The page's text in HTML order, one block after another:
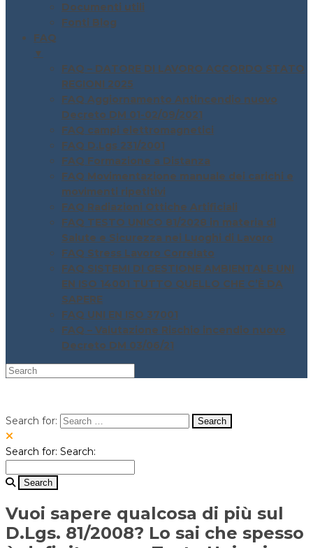
Documenti utili
Fonti Blog
FAQ
▼
FAQ – DATORE DI LAVORO ACCORDO STATO
REGIONI 2025
FAQ Aggiornamento Antincendio nuovo
Decreto DM 01-02/09/2021
FAQ campi elettromagnetici
FAQ D.Lgs 231/2001
FAQ Formazione a Distanza
FAQ Movimentazione manuale dei carichi e
movimenti ripetitivi
FAQ Radiazioni Ottiche Artificiali
FAQ TESTO UNICO 81/2028 in materia di
Salute e Sicurezza nei Luoghi di Lavoro
FAQ Stress Lavoro Correlato
FAQ SISTEMI DI GESTIONE AMBIENTALE UNI
EN ISO 14001 TUTTO QUELLO CHE C’È DA
SAPERE
FAQ UNI EN ISO 37001
FAQ – Valutazione Rischio incendio nuovo
Decreto DM 03/06/21
Search for:
Search for: Search:
Vuoi sapere qualcosa di più sul
D.Lgs. 81/2008? Lo sai che spesso